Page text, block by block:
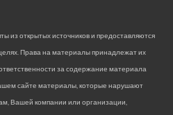
из открытых источников и предоставляются
Права на материалы принадлежат их
за содержание материала
сайте материалы, которые нарушают
Вашей компании или организации,